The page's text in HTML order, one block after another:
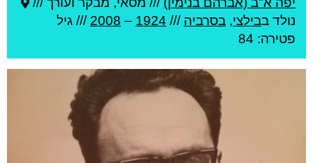
נולד בבילצי, בסרביה ///
1924
–
2008 /// גיל
פטירה: 84